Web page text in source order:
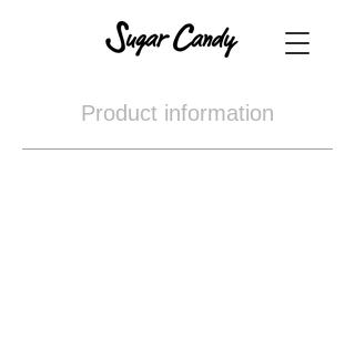
Product information